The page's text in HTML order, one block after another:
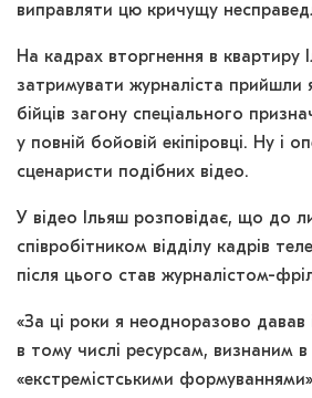
виправляти цю кричущу
На кадрах вторгнення в квартиру
затримувати журналіста прийшли
бійців загону спеціального
у повній бойовій екіпіровці. Ну і
сценаристи подібних відео.
У відео Ільяш розповідає, що до
співробітником відділу кадрів
після цього став журналістом-
«За ці роки я неодноразово давав
в тому числі ресурсам, визнаним
«екстремістськими